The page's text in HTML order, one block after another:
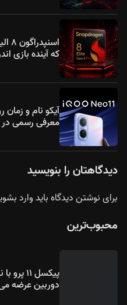
که آینده بازی
معرفی رسمی در ۱۰ آگوست
دیدگاهتان را بنویسید
برای نوشتن دیدگاه بایدوارد
محبوب‌ترین
دوربین عرضه